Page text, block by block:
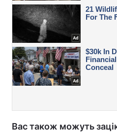
Вас також можуть